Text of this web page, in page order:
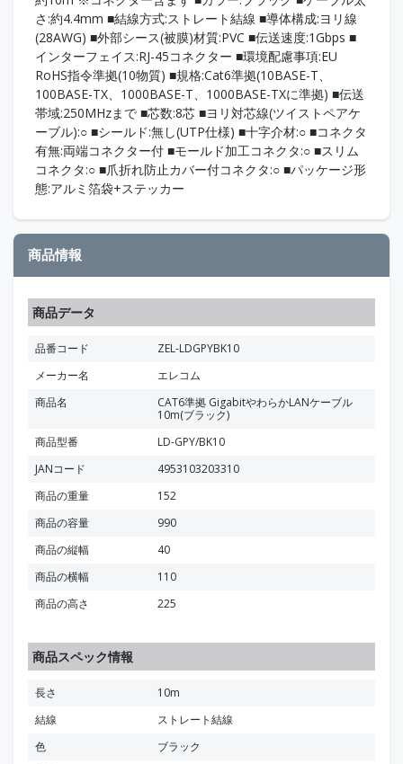
さ:約4.4mm ■結線方式:ストレート結線 ■導体構成:ヨリ線
(28AWG) ■外部シース(被膜)材質:PVC ■伝送速度:1Gbps ■
インターフェイス:RJ-45コネクター ■環境配慮事項:EU
RoHS指令準拠(10物質) ■規格:Cat6準拠(10BASE-T、
100BASE-TX、1000BASE-T、1000BASE-TXに準拠) ■伝送
帯域:250MHzまで ■芯数:8芯 ■ヨリ対芯線(ツイストペアケ
ーブル):○ ■シールド:無し(UTP仕様) ■十字介材:○ ■コネクタ
有無:両端コネクター付 ■モールド加工コネクタ:○ ■スリム
コネクタ:○ ■爪折れ防止カバー付コネクタ:○ ■パッケージ形
態:アルミ箔袋+ステッカー
商品情報
商品データ
品番コード
ZEL-LDGPYBK10
メーカー名
エレコム
商品名
CAT6準拠 GigabitやわらかLANケーブル
10m(ブラック)
商品型番
LD-GPY/BK10
JANコード
4953103203310
商品の重量
152
商品の容量
990
商品の縦幅
40
商品の横幅
110
商品の高さ
225
商品スペック情報
長さ
10m
結線
ストレート結線
色
ブラック